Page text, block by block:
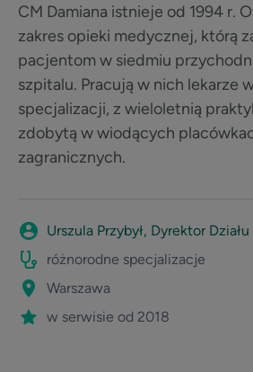
CM Damiana istnieje od 1994 r.
zakres opieki medycznej, którą
pacjentom w siedmiu
szpitalu. Pracują w nich lekarze
specjalizacji, z wieloletnią
zdobytą w wiodących
zagranicznych.
Urszula Przybył, Dyrektor
różnorodne specjalizacje
Warszawa
w serwisie od 2018